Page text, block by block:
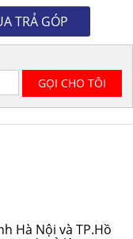
TRẢ GÓP
Hà Nội và TP.Hồ